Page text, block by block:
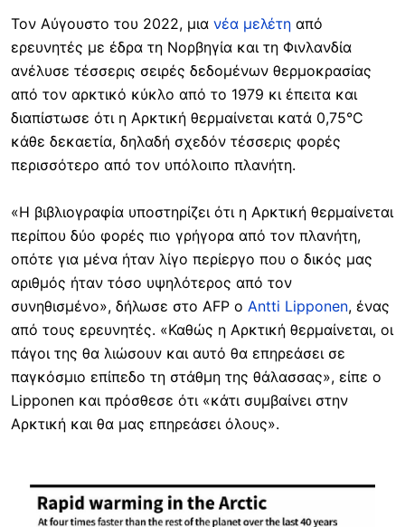
Τον Αύγουστο του 2022, μια νέα μελέτη από
ερευνητές με έδρα τη Νορβηγία και τη Φινλανδία
ανέλυσε τέσσερις σειρές δεδομένων θερμοκρασίας
από τον αρκτικό κύκλο από το 1979 κι έπειτα και
διαπίστωσε ότι η Αρκτική θερμαίνεται κατά 0,75°C
κάθε δεκαετία, δηλαδή σχεδόν τέσσερις φορές
περισσότερο από τον υπόλοιπο πλανήτη.
«Η βιβλιογραφία υποστηρίζει ότι η Αρκτική θερμαίνεται
περίπου δύο φορές πιο γρήγορα από τον πλανήτη,
οπότε για μένα ήταν λίγο περίεργο που ο δικός μας
αριθμός ήταν τόσο υψηλότερος από τον
συνηθισμένο», δήλωσε στο AFP ο Antti Lipponen, ένας
από τους ερευνητές. «Καθώς η Αρκτική θερμαίνεται, οι
πάγοι της θα λιώσουν και αυτό θα επηρεάσει σε
παγκόσμιο επίπεδο τη στάθμη της θάλασσας», είπε ο
Lipponen και πρόσθεσε ότι «κάτι συμβαίνει στην
Αρκτική και θα μας επηρεάσει όλους».
Image